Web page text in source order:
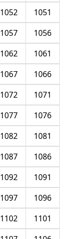
1051
1052
1056
1057
1061
1062
1066
1067
1071
1072
1076
1077
1081
1082
1086
1087
1091
1092
1096
1097
1101
1102